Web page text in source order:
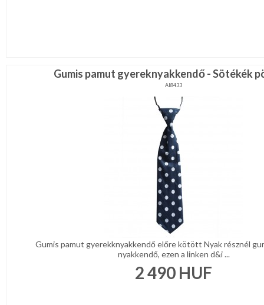
Gumis pamut gyereknyakkendő - Sötékék
AI8433
Gumis pamut gyerekknyakkendő előre kötött Nyak résznél
nyakkendő, ezen a linken d&i ...
2 490 HUF